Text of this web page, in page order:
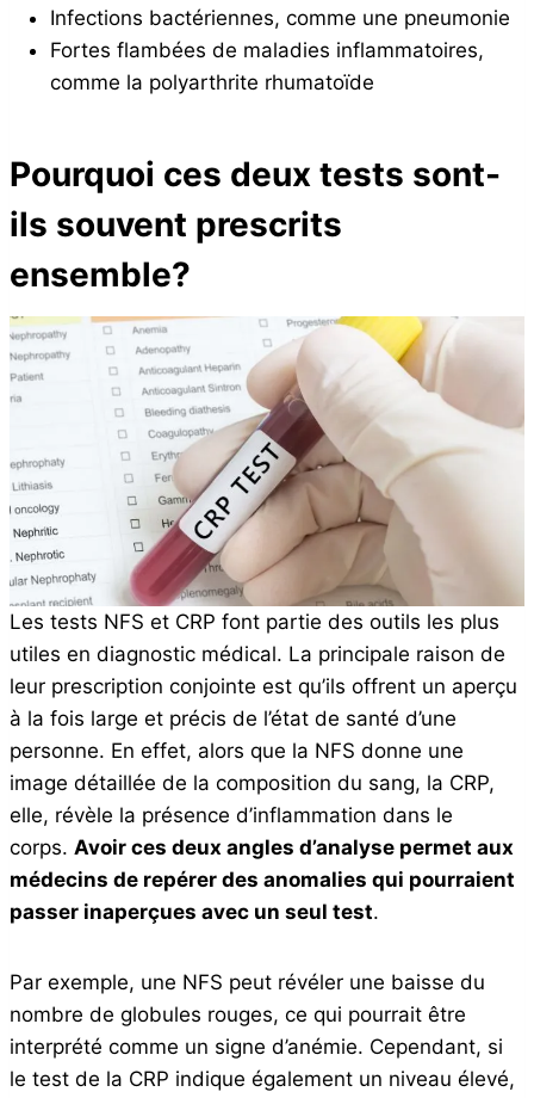
Infections bactériennes, comme une pneumonie
Fortes flambées de maladies inflammatoires,
comme la polyarthrite rhumatoïde
Pourquoi ces deux tests sont-
ils souvent prescrits
ensemble?
Les tests NFS et CRP font partie des outils les plus
utiles en diagnostic médical. La principale raison de
leur prescription conjointe est qu’ils offrent un aperçu
à la fois large et précis de l’état de santé d’une
personne. En effet, alors que la NFS donne une
image détaillée de la composition du sang, la CRP,
elle, révèle la présence d’inflammation dans le
corps. Avoir ces deux angles d’analyse permet aux
médecins de repérer des anomalies qui pourraient
passer inaperçues avec un seul test.
Par exemple, une NFS peut révéler une baisse du
nombre de globules rouges, ce qui pourrait être
interprété comme un signe d’anémie. Cependant, si
le test de la CRP indique également un niveau élevé,